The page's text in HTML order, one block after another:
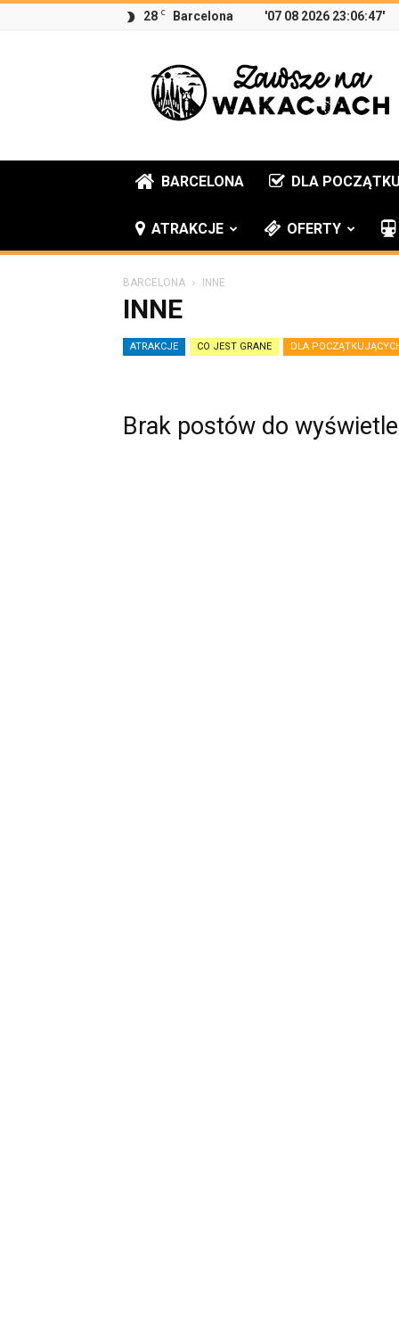
28 C Barcelona '07 08 2026 23:06:47'
Zawsze
na
wakacjach
BARCELONA DLA
ATRAKCJE OFERTY
BARCELONA INNE
INNE
ATRAKCJE CO JEST GRANE DLA
Brak postów do